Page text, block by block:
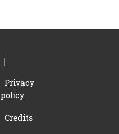
Privacy
policy
Credits